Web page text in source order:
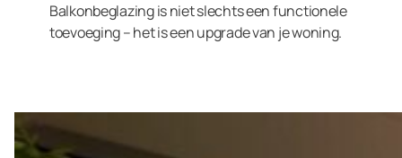
Balkonbeglazing is niet slechts een functionele
toevoeging – het is een upgrade van je woning.